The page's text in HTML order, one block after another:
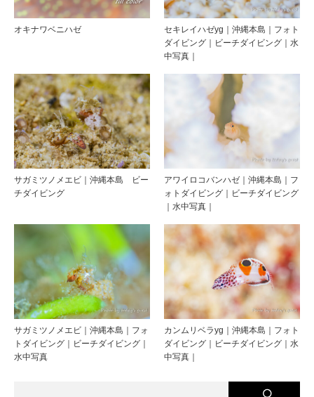
オキナワベニハゼ
セキレイハゼyg｜沖縄本島｜フォト
ダイビング｜ビーチダイビング｜水
中写真｜
サガミツノメエビ｜沖縄本島 ビー
チダイビング
アワイロコバンハゼ｜沖縄本島｜フ
ォトダイビング｜ビーチダイビング
｜水中写真｜
サガミツノメエビ｜沖縄本島｜フォ
トダイビング｜ビーチダイビング｜
水中写真
カンムリベラyg｜沖縄本島｜フォト
ダイビング｜ビーチダイビング｜水
中写真｜